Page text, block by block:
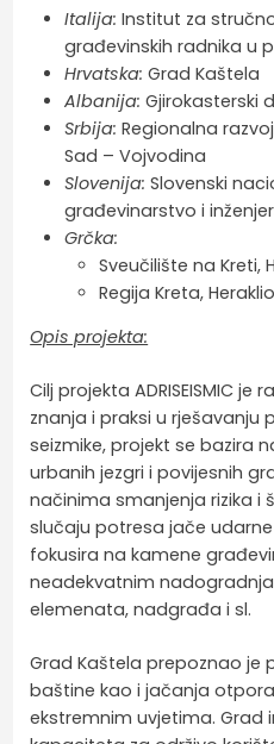
Italija: Institut za
građevinskih radnika u
Hrvatska: Grad Kaštela
Albanija: Gjirokasterski
Srbija: Regionalna
Sad – Vojvodina
Slovenija: Slovenski
građevinarstvo i
Grčka:
Sveučilište na Kreti,
Regija Kreta,
Opis projekta:
Cilj projekta ADRISEISMIC
znanja i praksi u rješavanju
seizmike, projekt se bazira
urbanih jezgri i povijesnih
načinima smanjenja rizika i
slučaju potresa jače
fokusira na kamene
neadekvatnim
elemenata, nadgrađa i sl.
Grad Kaštela prepoznao je
baštine kao i jačanja
ekstremnim uvjetima. Grad